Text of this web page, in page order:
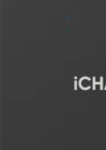
hàng.